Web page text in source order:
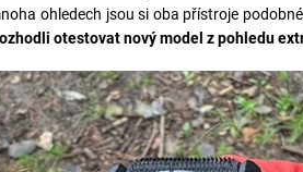
ohledech jsou si oba přístroje
otestovat nový model z pohledu